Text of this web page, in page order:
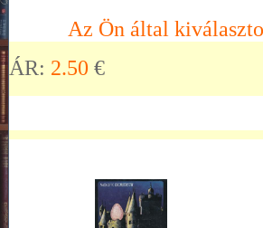
Az Ön által
ÁR: 2.50 €